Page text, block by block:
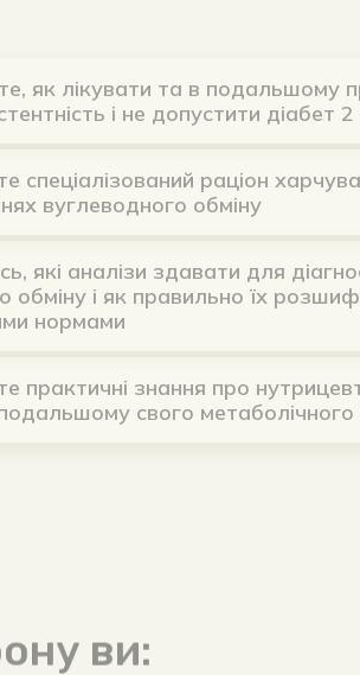
лікувати та в подальшому
і не допустити діабет 2 типу
раціон харчування
обміну
аналізи здавати для
і як правильно їх
знання про нутрицевтики
свого метаболічного